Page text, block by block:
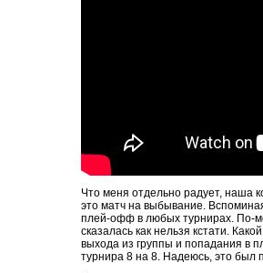
Что меня отдельно радует, наша
это матч на выбывание.
плей-офф в любых турнирах. По-
сказалась как нельзя кстати.
выхода из группы и попадания в
турнира 8 на 8. Надеюсь, это был